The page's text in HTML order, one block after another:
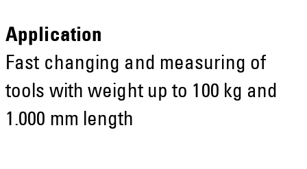
Application
Fast changing and measuring of
tools with weight up to 100 kg and
1.000 mm length